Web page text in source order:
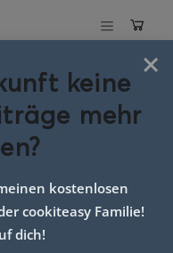
zimt
mit
×
keine
mehr
kostenlosen
cookiteasy Familie!
dich!